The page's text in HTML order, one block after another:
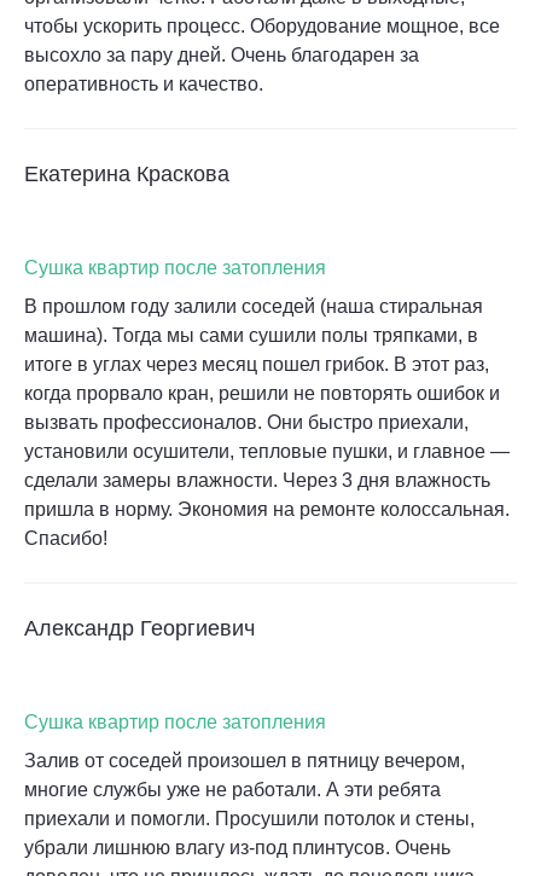
чтобы ускорить процесс. Оборудование мощное, все
высохло за пару дней. Очень благодарен за
оперативность и качество.
Екатерина Краскова
Сушка квартир после затопления
В прошлом году залили соседей (наша стиральная
машина). Тогда мы сами сушили полы тряпками, в
итоге в углах через месяц пошел грибок. В этот раз,
когда прорвало кран, решили не повторять ошибок и
вызвать профессионалов. Они быстро приехали,
установили осушители, тепловые пушки, и главное —
сделали замеры влажности. Через 3 дня влажность
пришла в норму. Экономия на ремонте колоссальная.
Спасибо!
Александр Георгиевич
Сушка квартир после затопления
Залив от соседей произошел в пятницу вечером,
многие службы уже не работали. А эти ребята
приехали и помогли. Просушили потолок и стены,
убрали лишнюю влагу из-под плинтусов. Очень